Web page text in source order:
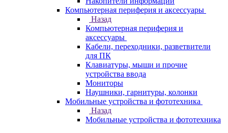
Компьютерная периферия и аксессуары
Назад
Компьютерная периферия и
аксессуары
Кабели, переходники, разветвители
для ПК
Клавиатуры, мыши и прочие
устройства ввода
Мониторы
Наушники, гарнитуры, колонки
Мобильные устройства и фототехника
Назад
Мобильные устройства и фототехника